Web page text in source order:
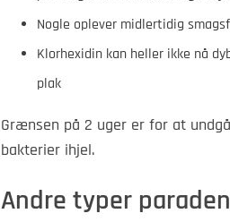
Nogle oplever midlertidig
Klorhexidin kan heller ikke nå
plak
Grænsen på 2 uger er for at
bakterier ihjel.
Andre typer